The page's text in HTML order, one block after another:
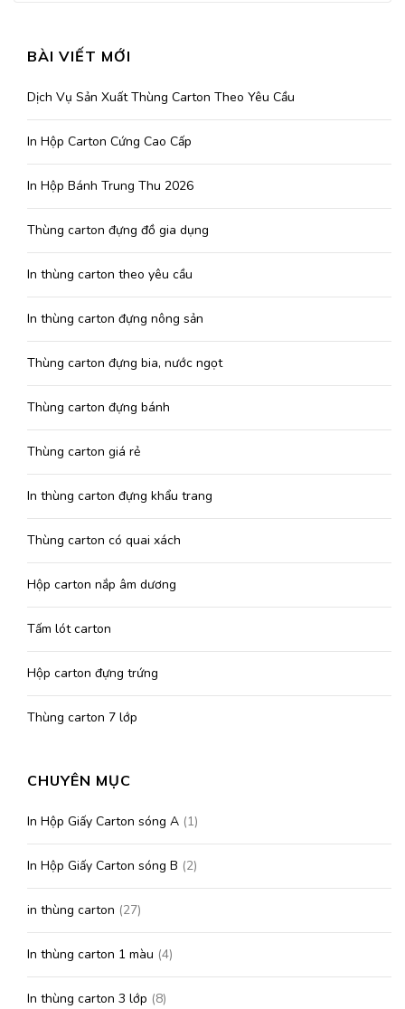
BÀI VIẾT MỚI
Dịch Vụ Sản Xuất Thùng Carton Theo Yêu Cầu
In Hộp Carton Cứng Cao Cấp
In Hộp Bánh Trung Thu 2026
Thùng carton đựng đồ gia dụng
In thùng carton theo yêu cầu
In thùng carton đựng nông sản
Thùng carton đựng bia, nước ngọt
Thùng carton đựng bánh
Thùng carton giá rẻ
In thùng carton đựng khẩu trang
Thùng carton có quai xách
Hộp carton nắp âm dương
Tấm lót carton
Hộp carton đựng trứng
Thùng carton 7 lớp
CHUYÊN MỤC
In Hộp Giấy Carton sóng A (1)
In Hộp Giấy Carton sóng B (2)
in thùng carton (27)
In thùng carton 1 màu (4)
In thùng carton 3 lớp (8)